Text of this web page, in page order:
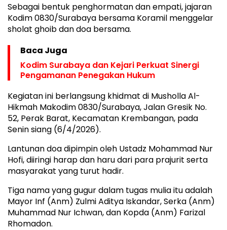
Sebagai bentuk penghormatan dan empati, jajaran
Kodim 0830/Surabaya bersama Koramil menggelar
sholat ghoib dan doa bersama.
Baca Juga
Kodim Surabaya dan Kejari Perkuat Sinergi
Pengamanan Penegakan Hukum
Kegiatan ini berlangsung khidmat di Musholla Al-
Hikmah Makodim 0830/Surabaya, Jalan Gresik No.
52, Perak Barat, Kecamatan Krembangan, pada
Senin siang (6/4/2026).
Lantunan doa dipimpin oleh Ustadz Mohammad Nur
Hofi, diiringi harap dan haru dari para prajurit serta
masyarakat yang turut hadir.
Tiga nama yang gugur dalam tugas mulia itu adalah
Mayor Inf (Anm) Zulmi Aditya Iskandar, Serka (Anm)
Muhammad Nur Ichwan, dan Kopda (Anm) Farizal
Rhomadon.